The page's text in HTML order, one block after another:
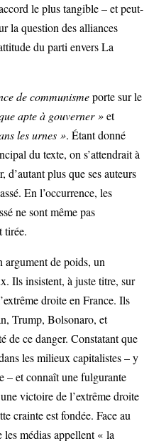
le plus tangible – et peut-
la question des alliances
du parti envers La
de communismeporte sur le
apte à gouverner »et
les urnes ». Étant donné
du texte, on s’attendrait à
d’autant plus que ses auteurs
En l’occurrence, les
ne sont même pas
tirée.
argument de poids, un
Ils insistent, à juste titre, sur
droite en France. Ils
Trump, Bolsonaro, et
de ce danger. Constatant que
les milieux capitalistes – y
– et connaît une fulgurante
victoire de l’extrême droite
crainte est fondée. Face au
les médias appellent « la